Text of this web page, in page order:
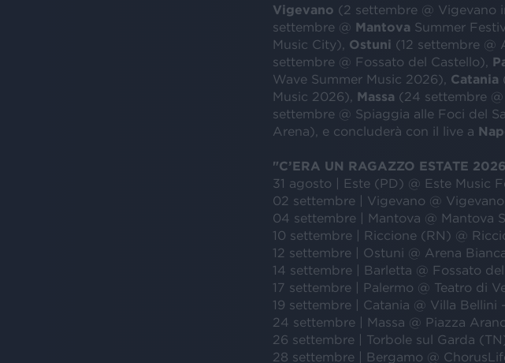
Vigevano (2 settembre @ Vigevano
settembre @ Mantova Summer
Music City), Ostuni (12 settembre @
settembre @ Fossato del Castello),
Wave Summer Music 2026), Catania
Music 2026), Massa (24 settembre
settembre @ Spiaggia alle Foci del
Arena), e concluderà con il live a
"C’ERA UN RAGAZZO ESTATE
31 agosto | Este (PD) @ Este Music
02 settembre | Vigevano @
04 settembre | Mantova @ Mantova
10 settembre | Riccione (RN) @
12 settembre | Ostuni @ Arena
14 settembre | Barletta @ Fossato
17 settembre | Palermo @ Teatro di
19 settembre | Catania @ Villa Bellini
24 settembre | Massa @ Piazza
26 settembre | Torbole sul Garda
28 settembre | Bergamo @